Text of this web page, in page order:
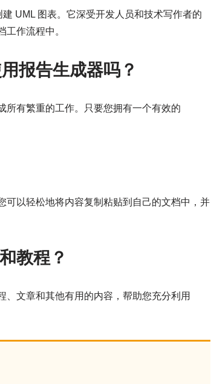
UML 图表。它深受开发人员和技术写作者的
作流程中。
报告生成器吗？
所有繁重的工作。只要您拥有一个有效的
可以轻松地将内容复制粘贴到自己的文档中，并
教程？
、文章和其他有用的内容，帮助您充分利用